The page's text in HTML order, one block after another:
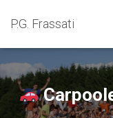
P.G. Frassati